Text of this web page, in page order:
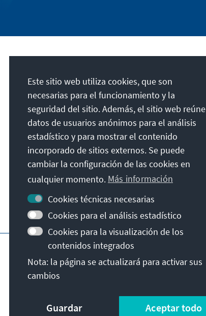
Konrad-Adenauer-Stiftung e.V.
Foro de Educación Política Sajonia
Königstraße 23
01097Dresde
Alemania
Página principal de la KAS
Términos y condiciones generales
Este sitio web utiliza cookies, que son
necesarias para el funcionamiento y la
seguridad del sitio. Además, el sitio web reúne
datos de usuarios anónimos para el análisis
estadístico y para mostrar el contenido
incorporado de sitios externos. Se puede
cambiar la configuración de las cookies en
cualquier momento. Más información
Cookies técnicas necesarias
Cookies para el análisis estadístico
Cookies para la visualización de los
contenidos integrados
Nota: la página se actualizará para activar sus
cambios
Guardar Aceptar todo